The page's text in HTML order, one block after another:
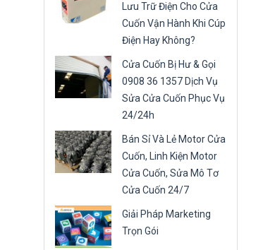
Lưu Trữ Điện Cho Cửa
Cuốn Vận Hành Khi Cúp
Điện Hay Không?
Cửa Cuốn Bị Hư & Gọi
0908 36 1357 Dịch Vụ
Sửa Cửa Cuốn Phục Vụ
24/24h
Bán Sỉ Và Lẻ Motor Cửa
Cuốn, Linh Kiện Motor
Cửa Cuốn, Sửa Mô Tơ
Cửa Cuốn 24/7
Giải Pháp Marketing
Trọn Gói